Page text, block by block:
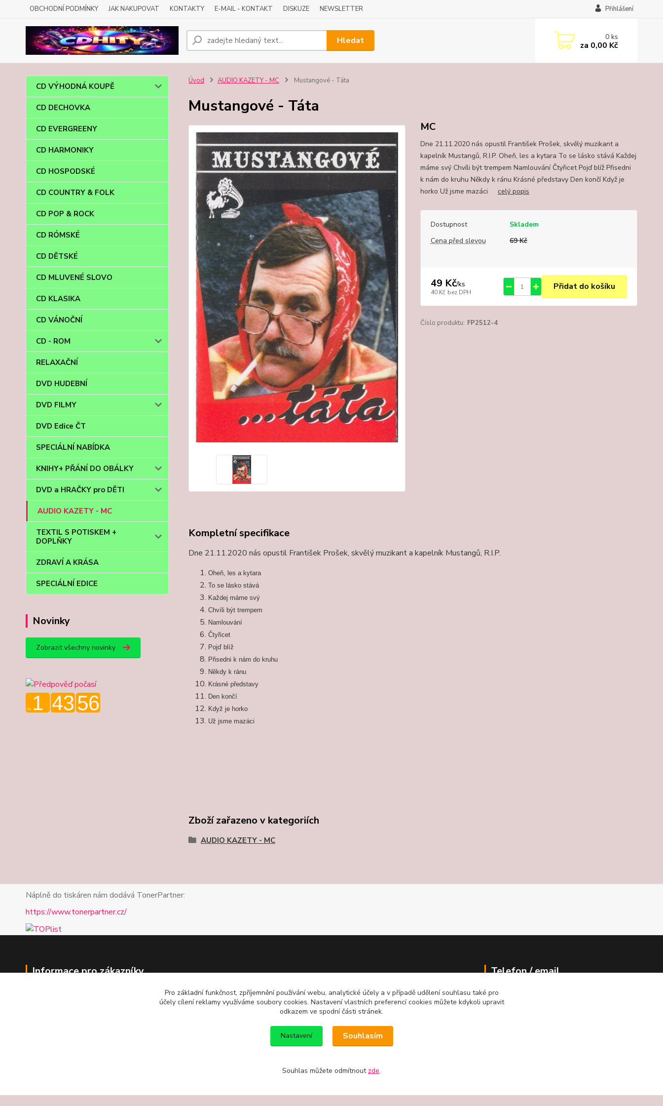
OBCHODNÍ PODMÍNKY JAK NAKUPOVAT KONTAKTY E-MAIL - KONTAKT DISKUZE NEWSLETTER Přihlášení
Hledat 0ks
za 0,00 Kč
CD VÝHODNÁ KOUPĚ
CD DECHOVKA
CD EVERGREENY
CD HARMONIKY
CD HOSPODSKÉ
CD COUNTRY & FOLK
CD POP & ROCK
CD RÓMSKÉ
CD DĚTSKÉ
CD MLUVENÉ SLOVO
CD KLASIKA
CD VÁNOČNÍ
CD - ROM
RELAXAČNÍ
DVD HUDEBNÍ
DVD FILMY
DVD Edice ČT
SPECIÁLNÍ NABÍDKA
KNIHY+ PŘÁNÍ DO OBÁLKY
DVD a HRAČKY pro DĚTI
AUDIO KAZETY - MC
TEXTIL S POTISKEM +
DOPLŇKY
ZDRAVÍ A KRÁSA
SPECIÁLNÍ EDICE
Novinky
Zobrazit všechny novinky
Úvod AUDIO KAZETY - MC Mustangové - Táta
Mustangové - Táta
MC
Dne 21.11.2020 nás opustil František Prošek, skvělý muzikant a
kapelník Mustangů, R.I.P. Oheň, les a kytara To se lásko stává Každej
máme svý Chvíli být trempem Namlouvání Čtyřicet Pojď blíž Přisedni
k nám do kruhu Někdy k ránu Krásné představy Den končí Když je
horko Už jsme mazáci celý popis
Dostupnost
Skladem
Cena před slevou
69 Kč
49 Kč/ks
40 Kč bez DPH
Přidat do košíku
Číslo produktu: FP2512-4
Kompletní specifikace
Dne 21.11.2020 nás opustil František Prošek, skvělý muzikant a kapelník Mustangů, R.I.P.
Oheň, les a kytara
To se lásko stává
Každej máme svý
Chvíli být trempem
Namlouvání
Čtyřicet
Pojď blíž
Přisedni k nám do kruhu
Někdy k ránu
Krásné představy
Den končí
Když je horko
Už jsme mazáci
Zboží zařazeno v kategoriích
AUDIO KAZETY - MC
Náplně do tiskáren nám dodává TonerPartner:
https://www.tonerpartner.cz/
Informace pro zákazníky
Telefon / email
+420 602 213 111
Vytvořeno na Eshop-rychle.cz
Pro základní funkčnost, zpříjemnění používání webu, analytické účely a v případě udělení souhlasu také pro
účely cílení reklamy využíváme soubory cookies. Nastavení vlastních preferencí cookies můžete kdykoli upravit
odkazem ve spodní části stránek.
Nastavení Souhlasím
Souhlas můžete odmítnout zde.